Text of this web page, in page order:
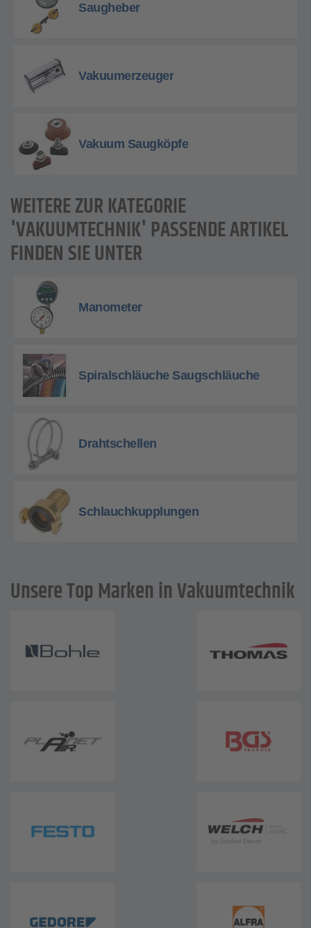
Saugheber
Vakuumerzeuger
Vakuum Saugköpfe
WEITERE ZUR KATEGORIE
'VAKUUMTECHNIK' PASSENDE ARTIKEL
FINDEN SIE UNTER
Manometer
Spiralschläuche Saugschläuche
Drahtschellen
Schlauchkupplungen
Unsere Top Marken in Vakuumtechnik